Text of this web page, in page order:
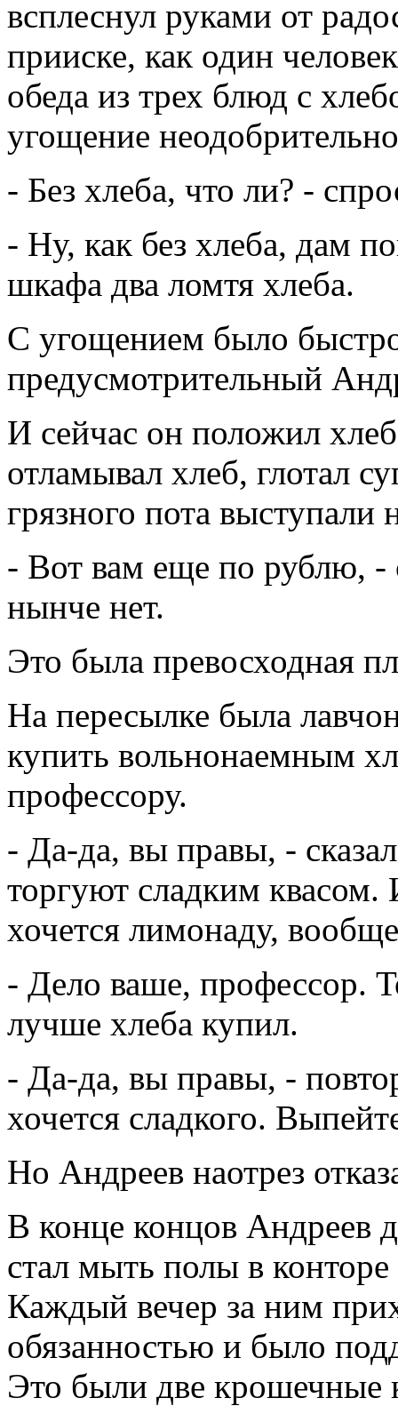
всплеснул руками от
прииске, как один
обеда из трех блюд с
угощение
- Без хлеба, что ли? -
- Ну, как без хлеба, дам
шкафа два ломтя хлеба.
С угощением было
предусмотрительный
И сейчас он положил
отламывал хлеб, глотал
грязного пота выступали
- Вот вам еще по рублю, -
нынче нет.
Это была превосходная
На пересылке была
купить вольнонаемным
профессору.
- Да-да, вы правы, -
торгуют сладким
хочется лимонаду,
- Дело ваше, профессор.
лучше хлеба купил.
- Да-да, вы правы, -
хочется сладкого.
Но Андреев наотрез
В конце концов Андреев
стал мыть полы в
Каждый вечер за ним
обязанностью и было
Это были две крошечные